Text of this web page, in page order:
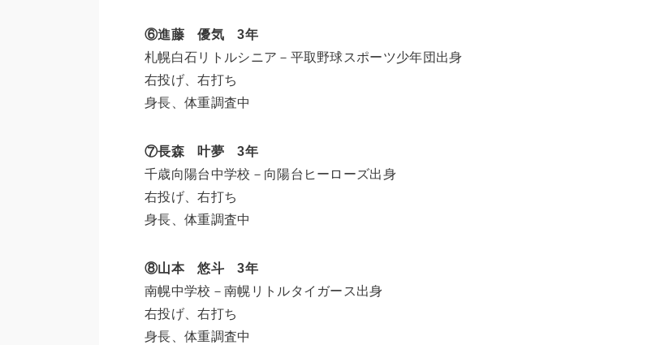
⑥進藤 優気 3年
札幌白石リトルシニア－平取野球スポーツ少年団出身
右投げ、右打ち
身長、体重調査中
⑦長森 叶夢 3年
千歳向陽台中学校－向陽台ヒーローズ出身
右投げ、右打ち
身長、体重調査中
⑧山本 悠斗 3年
南幌中学校－南幌リトルタイガース出身
右投げ、右打ち
身長、体重調査中